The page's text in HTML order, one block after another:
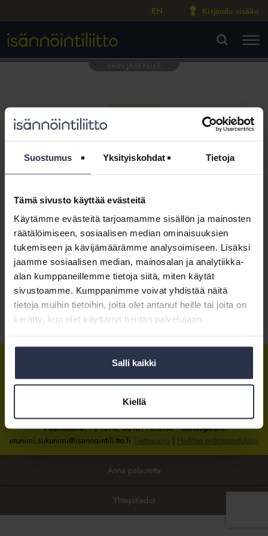
Suostumus Yksityiskohdat Tietoja
Tämä sivusto käyttää evästeitä
Käytämme evästeitä tarjoamamme sisällön ja mainosten
räätälöimiseen, sosiaalisen median ominaisuuksien
tukemiseen ja kävijämäärämme analysoimiseen. Lisäksi
jaamme sosiaalisen median, mainosalan ja analytiikka-
alan kumppaneillemme tietoja siitä, miten käytät
sivustoamme. Kumppanimme voivat yhdistää näitä
tietoja muihin tietoihin, joita olet antanut heille tai joita on
kerätty, kun olet käyttänyt heidän palvelujaan.
Salli kaikki
Kiellä
EN Kirjaudu sisään
Tämä osio on rajattu
Isännöintiliiton jäsenyritysten
henkilökunnalle
Kirjaudu sisään
Tietoa jäsenyydestä
IsännöintiliittoIsännöintiliittoIsännöintiliitto
Isännöintiliiton toimistosijaitsee Hakaniemessä Helsingissä.
Postiosoite:PL 1370, 00101 HelsinkiSähköpostit:
etunimi.sukunimi@isannointiliitto.fi Tietosuoja | Hallitse evästeasetuksia
Anna palautetta
Yhteystiedot